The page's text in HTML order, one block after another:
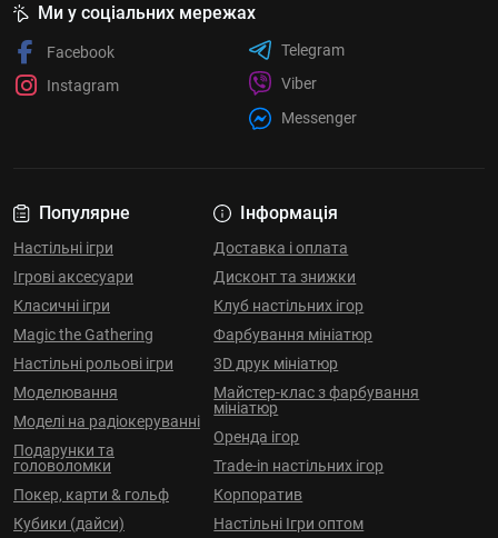
Популярне
Настільні ігри
Ігрові аксесуари
Класичні ігри
Magic the Gathering
Настільні рольові ігри
Моделювання
Моделі на радіокеруванні
Подарунки та
головоломки
Покер, карти & гольф
Кубики (дайси)
Інформація
Доставка і оплата
Дисконт та знижки
Клуб настільних ігор
Фарбування мініатюр
3D друк мініатюр
Майстер-клас з фарбування
мініатюр
Оренда ігор
Trade-in настільних ігор
Корпоратив
Настільні Ігри оптом
Ми у соціальних мережах
Facebook
Instagram
Telegram
Viber
Messenger